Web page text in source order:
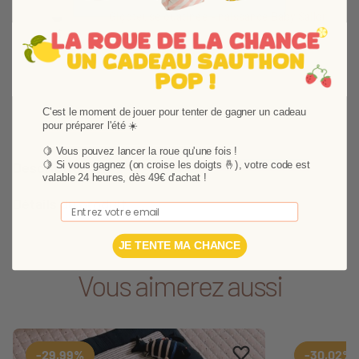
34,99 €
Description
Détails du produit
Vous aimerez aussi
Ajouter aux favoris
Supprimer des
-29,99% -30,02%
C'est le moment de jouer pour tenter de gagner un cadeau
pour préparer l'été ☀️
🍋 Vous pouvez lancer la roue qu'une fois !
🍋 Si vous gagnez (on croise les doigts 🤞), votre code est
valable 24 heures, dès 49€ d'achat !
Email
JE TENTE MA CHANCE